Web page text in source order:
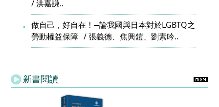
洪嘉謙..
做自己，好自在！─論我國與日本對於LGBTQ之
勞動權益保障
張義德、焦興鎧、劉素吟..
新書閱讀